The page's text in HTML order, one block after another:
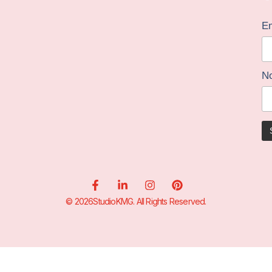
© 2026StudioKMG. All Rights Reserved.